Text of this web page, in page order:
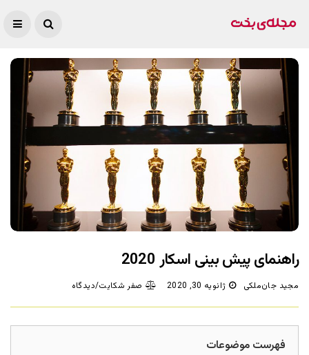
راهنمای پیش بینی اسکار 2020
مجید جان‌ملکی ژانویه 30, 2020 صفر شکایت/دیدگاه
فهرست موضوعات